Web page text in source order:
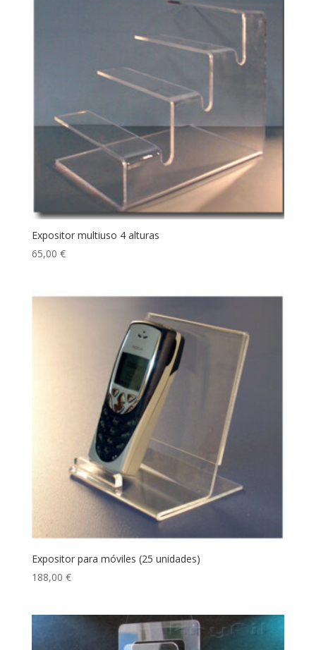
Expositor multiuso 4 alturas
65,00 €
Expositor para móviles (25 unidades)
188,00 €